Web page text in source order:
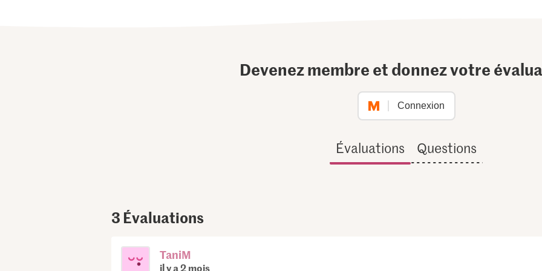
Devenez membre et donnez votre
Connexion
Évaluations Questions
3 Évaluations
TaniM
il y a 2 mois